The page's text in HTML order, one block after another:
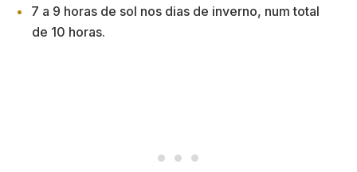
7 a 9 horas de sol nos dias de inverno, num total
de 10 horas.